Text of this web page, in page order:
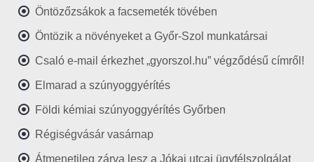
Öntözőzsákok a facsemeték tövében
Öntözik a növényeket a Győr-Szol munkatársai
Csaló e-mail érkezhet „gyorszol.hu” végződésű címről!
Elmarad a szúnyoggyérítés
Földi kémiai szúnyoggyérítés Győrben
Régiségvásár vasárnap
Átmenetileg zárva lesz a Jókai utcai ügyfélszolgálat